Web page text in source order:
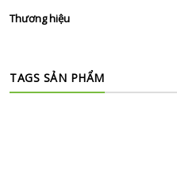
Thương hiệu
TAGS SẢN PHẨM